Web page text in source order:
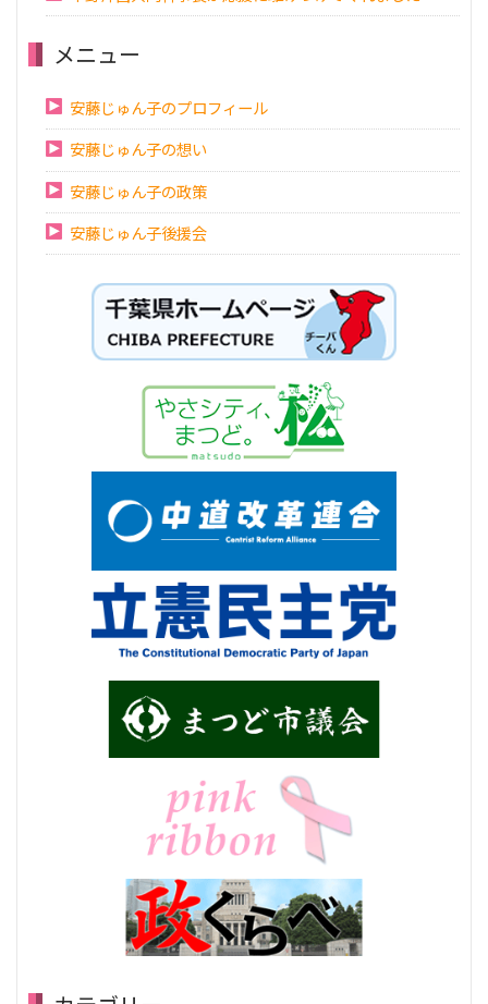
メニュー
安藤じゅん子のプロフィール
安藤じゅん子の想い
安藤じゅん子の政策
安藤じゅん子後援会